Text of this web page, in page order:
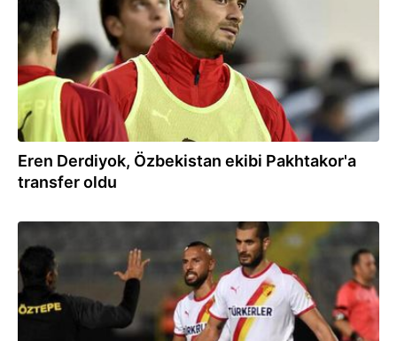
Eren Derdiyok, Özbekistan ekibi Pakhtakor'a
transfer oldu